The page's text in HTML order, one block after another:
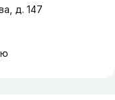
д. 147